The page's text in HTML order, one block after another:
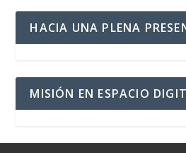
HACIA UNA PLENA
MISIÓN EN ESPACIO